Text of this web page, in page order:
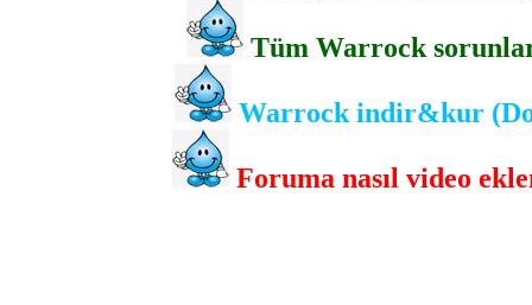
Tüm Warrock
Warrock indir&kur
Foruma nasıl video